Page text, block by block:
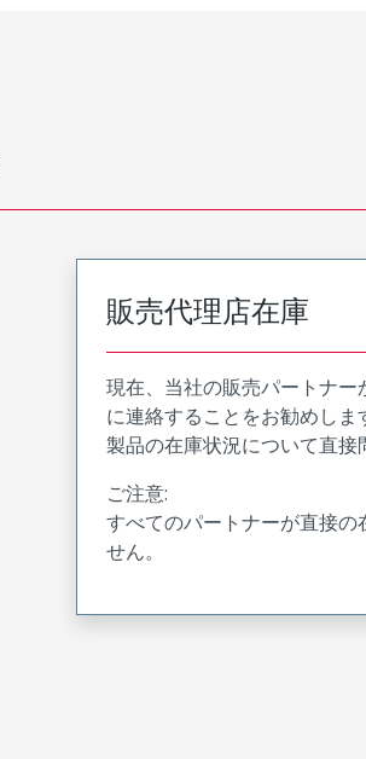
販売代理店在庫
現在、当社の販売パートナー
に連絡することをお勧めしま
製品の在庫状況について直接
ご注意:
すべてのパートナーが直接
せん。